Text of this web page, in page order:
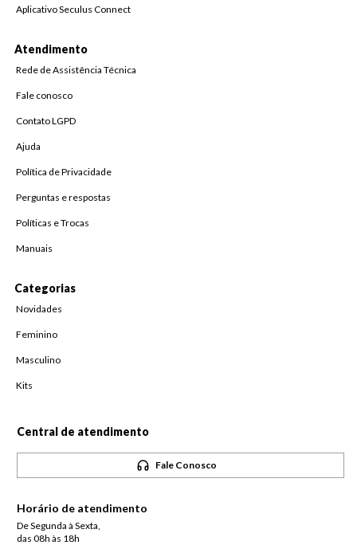
Aplicativo Seculus Connect
Atendimento
Rede de Assistência Técnica
Fale conosco
Contato LGPD
Ajuda
Política de Privacidade
Perguntas e respostas
Políticas e Trocas
Manuais
Categorias
Novidades
Feminino
Masculino
Kits
Central de atendimento
Fale Conosco
Horário de atendimento
De Segunda à Sexta,
das 08h às 18h